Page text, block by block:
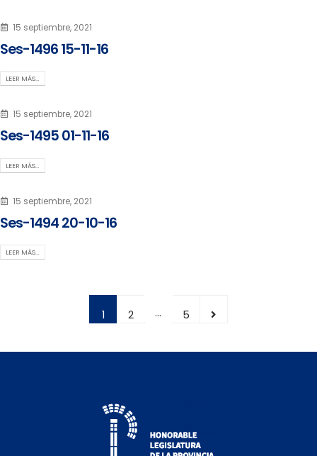
15 septiembre, 2021
Ses-1496 15-11-16
LEER MÁS…
15 septiembre, 2021
Ses-1495 01-11-16
LEER MÁS…
15 septiembre, 2021
Ses-1494 20-10-16
LEER MÁS…
1 2 … 5